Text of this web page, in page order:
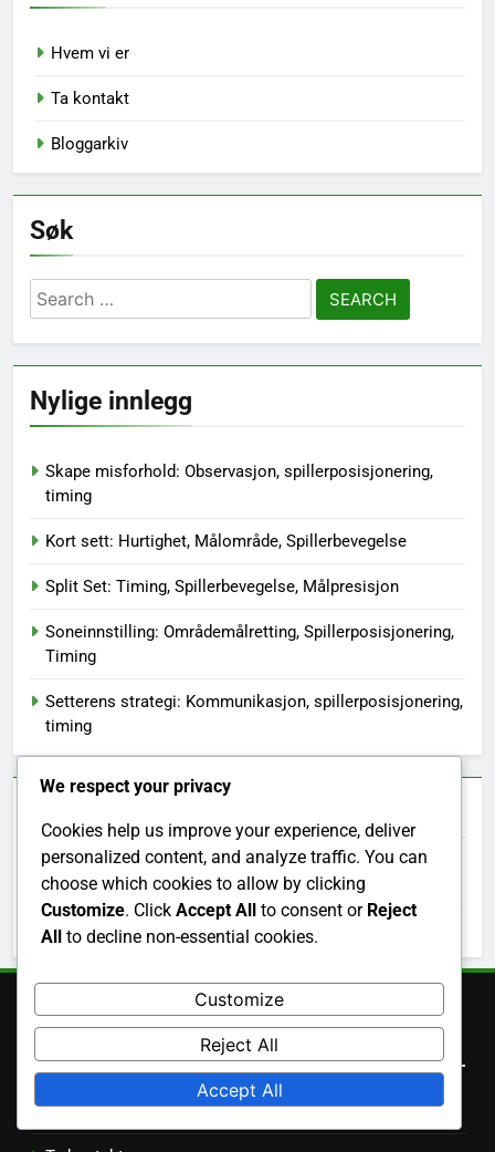
Hvem vi er
Ta kontakt
Bloggarkiv
Søk
Search
for:
Nylige innlegg
Skape misforhold: Observasjon, spillerposisjonering,
timing
Kort sett: Hurtighet, Målområde, Spillerbevegelse
Split Set: Timing, Spillerbevegelse, Målpresisjon
Soneinnstilling: Områdemålretting, Spillerposisjonering,
Timing
Setterens strategi: Kommunikasjon, spillerposisjonering,
timing
February 2026
January 2026
Juridisk informasjon
Informasjonskapsler og sporing
We respect your privacy
Cookies help us improve your experience, deliver
personalized content, and analyze traffic. You can
choose which cookies to allow by clicking
Customize. Click Accept All to consent or Reject
All to decline non-essential cookies.
Customize
Reject All
Accept All